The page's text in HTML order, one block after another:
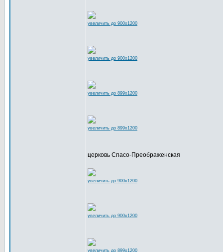
увеличить до 900x1200
увеличить до 900x1200
увеличить до 899x1200
увеличить до 899x1200
церковь Спасо-Преображенская
увеличить до 900x1200
увеличить до 900x1200
увеличить до 899x1200